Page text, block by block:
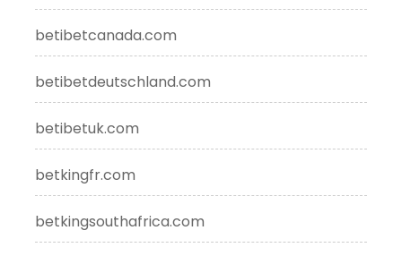
betibetcanada.com
betibetdeutschland.com
betibetuk.com
betkingfr.com
betkingsouthafrica.com